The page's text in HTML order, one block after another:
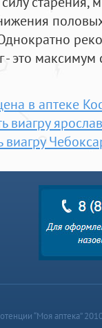
это максимум
в аптеке
виагру
виагру
“Моя аптека”